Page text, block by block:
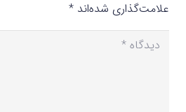
علامت‌گذاری شده‌اند *